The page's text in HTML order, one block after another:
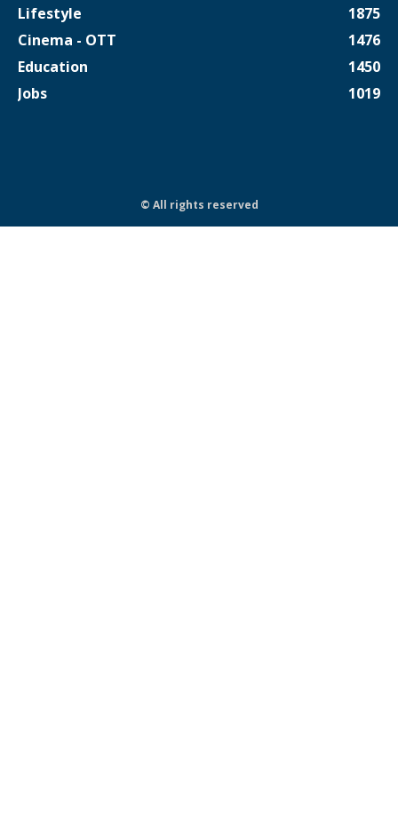
Lifestyle
1875
Cinema - OTT
1476
Education
1450
Jobs
1019
© All rights reserved